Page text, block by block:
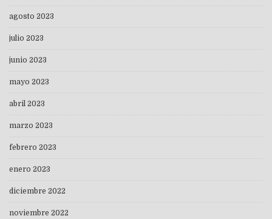
agosto 2023
julio 2023
junio 2023
mayo 2023
abril 2023
marzo 2023
febrero 2023
enero 2023
diciembre 2022
noviembre 2022